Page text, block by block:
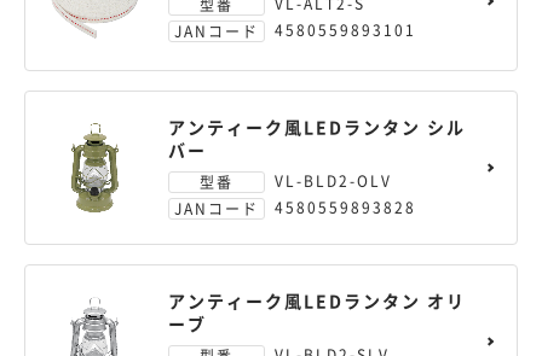
JANコード
4580559893101
アンティーク風LEDランタン シル
バー
型番
VL-BLD2-OLV
JANコード
4580559893828
アンティーク風LEDランタン オリ
ーブ